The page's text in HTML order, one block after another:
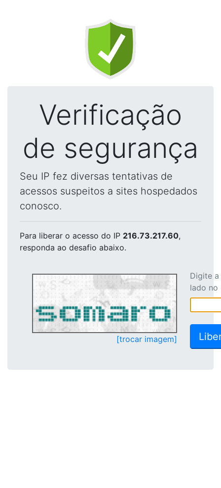
Verificação
de segurança
Seu IP fez diversas tentativas de
acessos suspeitos a sites hospedados
conosco.
Para liberar o acesso do IP 216.73.217.60,
responda ao desafio abaixo.
[trocar imagem]
Digite
lado no